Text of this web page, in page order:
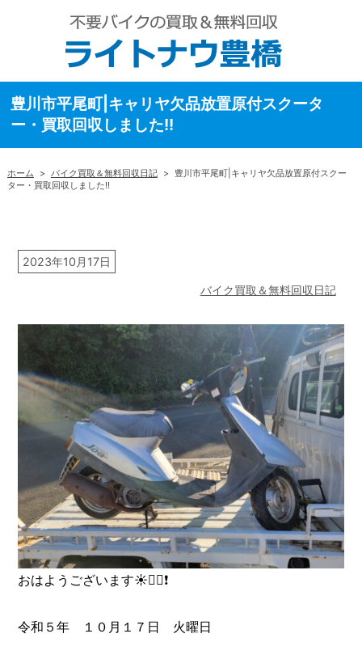
豊川市平尾町|キャリヤ欠品放置原付スクータ
ー・買取回収しました!!
ホーム > バイク買取＆無料回収日記 > 豊川市平尾町|キャリヤ欠品放置原付スクー
ター・買取回収しました!!
2023年10月17日
バイク買取＆無料回収日記
おはようございます☀️🙋‍♀️❗
令和５年 １０月１７日 火曜日